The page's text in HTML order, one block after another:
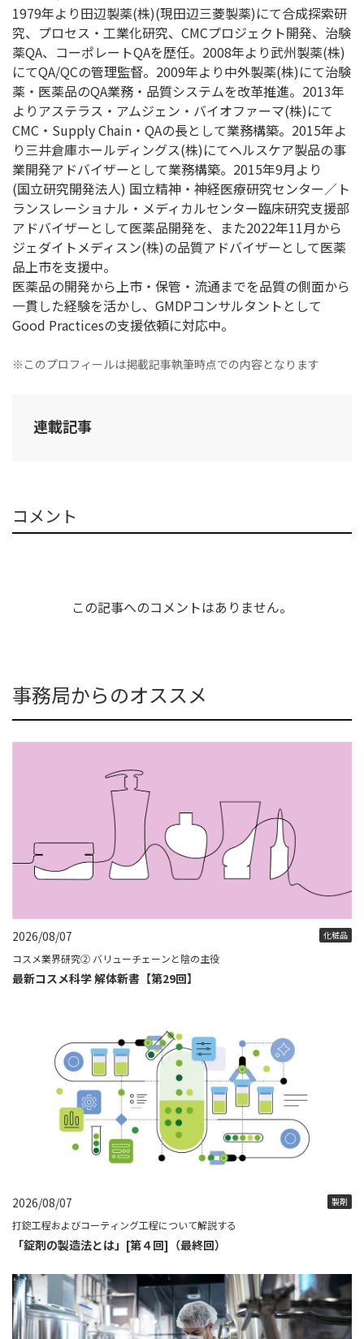
1979年より田辺製薬(株)(現田辺三菱製薬)にて合成探索研
究、プロセス・工業化研究、CMCプロジェクト開発、治験
薬QA、コーポレートQAを歴任。2008年より武州製薬(株)
にてQA/QCの管理監督。2009年より中外製薬(株)にて治験
薬・医薬品のQA業務・品質システムを改革推進。2013年
よりアステラス・アムジェン・バイオファーマ(株)にて
CMC・Supply Chain・QAの長として業務構築。2015年よ
り三井倉庫ホールディングス(株)にてヘルスケア製品の事
業開発アドバイザーとして業務構築。2015年9月より
(国立研究開発法人) 国立精神・神経医療研究センター／ト
ランスレーショナル・メディカルセンター臨床研究支援部
アドバイザーとして医薬品開発を、また2022年11月から
ジェダイトメディスン(株)の品質アドバイザーとして医薬
品上市を支援中。
医薬品の開発から上市・保管・流通までを品質の側面から
一貫した経験を活かし、GMDPコンサルタントとして
Good Practicesの支援依頼に対応中。
※このプロフィールは掲載記事執筆時点での内容となります
連載記事
コメント
この記事へのコメントはありません。
事務局からのオススメ
2026/08/07 化粧品
コスメ業界研究② バリューチェーンと陰の主役
最新コスメ科学 解体新書【第29回】
2026/08/07 製剤
打錠工程およびコーティング工程について解説する
「錠剤の製造法とは」[第４回]（最終回）